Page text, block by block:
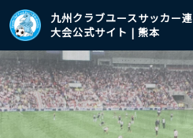
九州クラブユースサッカー
大会公式サイト | 熊本